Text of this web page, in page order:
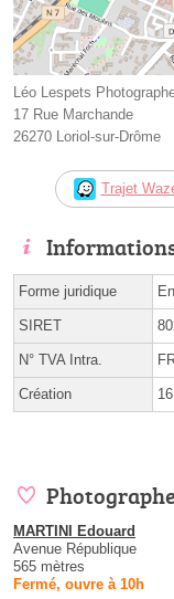
Léo Lespets
17 Rue Marchande
26270 Loriol-sur-Drôme
Trajet
Forme juridique
SIRET
N° TVA Intra.
Création
MARTINI Edouard
Avenue République
565 mètres
Fermé, ouvre à 10h